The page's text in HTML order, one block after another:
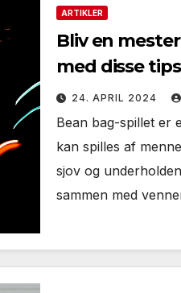
ARTIKLER
Bliv en
med disse
24. APRIL 2024
Bean bag-spillet er
kan spilles af
sjov og
sammen med